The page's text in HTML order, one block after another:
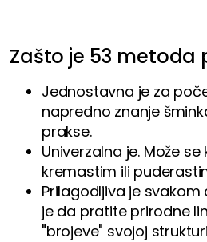
Zašto je 53 metoda
Jednostavna je za
napredno znanje
prakse.
Univerzalna je. Može
kremastim ili
Prilagodljiva je svakom
je da pratite prirodne
"brojeve" svojoj